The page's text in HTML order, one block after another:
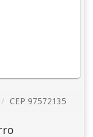
CEP 97572135